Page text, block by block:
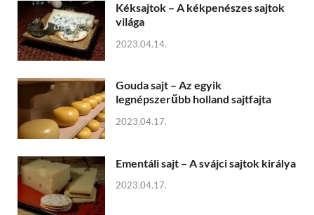
Kéksajtok – A kékpenészes sajtok
világa
2023.04.14.
Gouda sajt – Az egyik
legnépszerűbb holland sajtfajta
2023.04.17.
Ementáli sajt – A svájci sajtok királya
2023.04.17.